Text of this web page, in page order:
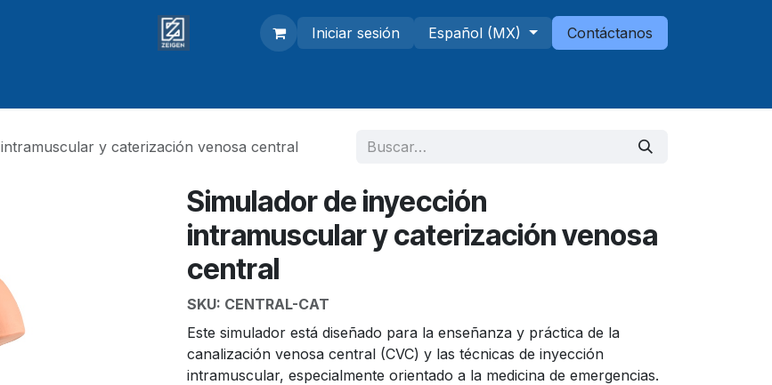
Iniciar sesión Español (MX) Contáctanos
y caterización venosa central
Simulador de inyección
intramuscular y caterización venosa
central
SKU: CENTRAL-CAT
Este simulador está diseñado para la enseñanza y práctica de la
canalización venosa central (CVC) y las técnicas de inyección
intramuscular, especialmente orientado a la medicina de emergencias.